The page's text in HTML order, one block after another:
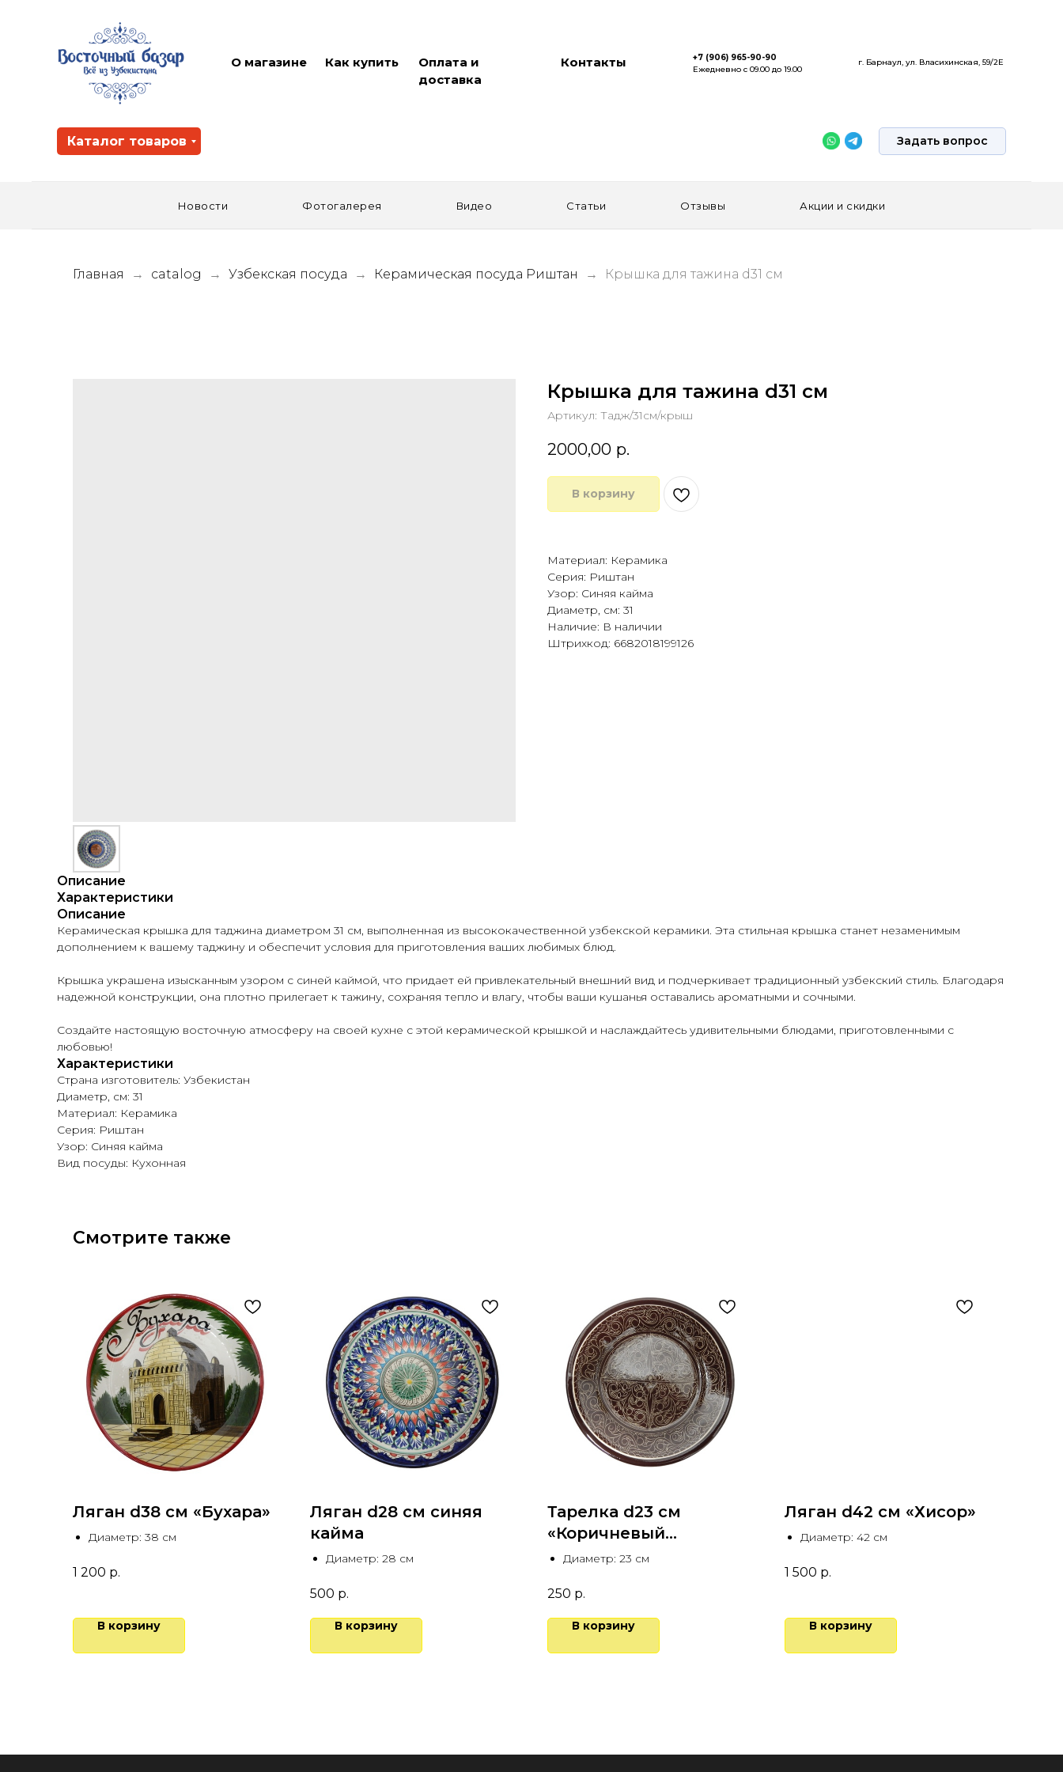
+7 (906) 965-90-90
Ежедневно с 09.00 до 19.00
г. Барнаул, ул. Власихинская, 59/2Е
Каталог товаров Задать вопрос
О магазине Как купить
Оплата и
доставка
Контакты
Новости Фотогалерея Видео Статьи Отзывы Акции и скидки
Главная catalog Узбекская посуда Керамическая посуда Риштан Крышка для тажина d31 см
Крышка для тажина d31 см
Артикул: Тадж/31см/крыш
2000,00 р.
В корзину
Материал: Керамика
Серия: Риштан
Узор: Синяя кайма
Диаметр, см: 31
Наличие: В наличии
Штрихкод: 6682018199126
Описание
Характеристики
Описание
Керамическая крышка для таджина диаметром 31 см, выполненная из высококачественной узбекской керамики. Эта стильная крышка станет незаменимым
дополнением к вашему таджину и обеспечит условия для приготовления ваших любимых блюд.
Крышка украшена изысканным узором с синей каймой, что придает ей привлекательный внешний вид и подчеркивает традиционный узбекский стиль. Благодаря
надежной конструкции, она плотно прилегает к тажину, сохраняя тепло и влагу, чтобы ваши кушанья оставались ароматными и сочными.
Создайте настоящую восточную атмосферу на своей кухне с этой керамической крышкой и наслаждайтесь удивительными блюдами, приготовленными с
любовью!
Характеристики
Страна изготовитель: Узбекистан
Диаметр, см: 31
Материал: Керамика
Серия: Риштан
Узор: Синяя кайма
Вид посуды: Кухонная
Смотрите также
Ляган d38 см «Бухара»
Диаметр: 38 см
1 200 р.
В корзину
Ляган d28 см синяя
кайма
Диаметр: 28 см
500 р.
В корзину
Тарелка d23 см
«Коричневый
карандаш»
Диаметр: 23 см
250 р.
В корзину
Ляган d42 см «Хисор»
Диаметр: 42 см
1 500 р.
В корзину